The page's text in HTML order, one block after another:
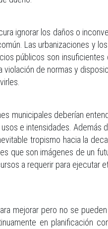
ignorar los daños o
Las urbanizaciones y
públicos son
de normas y
municipales deberían
e intensidades. Además
tropismo hacia la
que son imágenes de un
a requerir para ejecutar
mejorar pero no se
en planificación